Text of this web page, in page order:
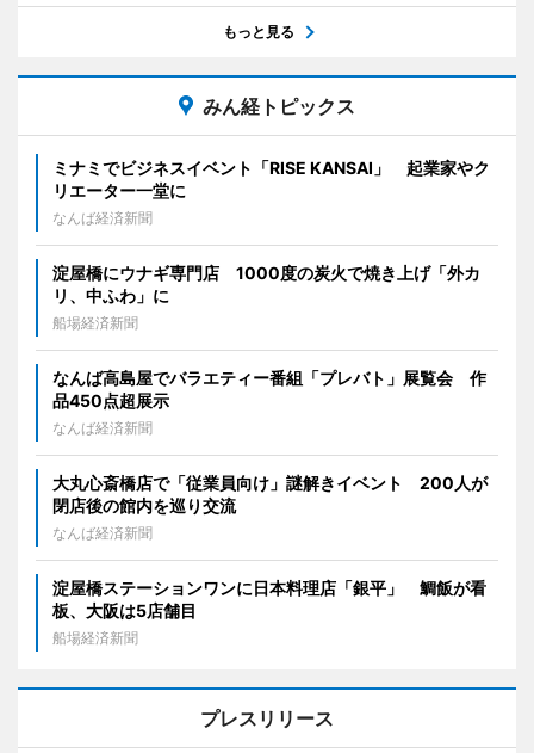
もっと見る
みん経トピックス
ミナミでビジネスイベント「RISE KANSAI」 起業家やク
リエーター一堂に
なんば経済新聞
淀屋橋にウナギ専門店 1000度の炭火で焼き上げ「外カ
リ、中ふわ」に
船場経済新聞
なんば高島屋でバラエティー番組「プレバト」展覧会 作
品450点超展示
なんば経済新聞
大丸心斎橋店で「従業員向け」謎解きイベント 200人が
閉店後の館内を巡り交流
なんば経済新聞
淀屋橋ステーションワンに日本料理店「銀平」 鯛飯が看
板、大阪は5店舗目
船場経済新聞
プレスリリース